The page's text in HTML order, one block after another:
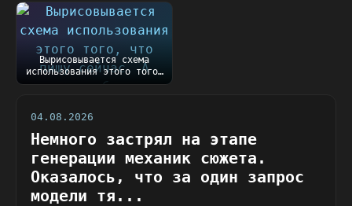
Вырисовывается схема
использования этого того,
что пишу сейчас....
04.08.2026
Немного застрял на этапе
генерации механик сюжета.
Оказалось, что за один запрос
модели тя...